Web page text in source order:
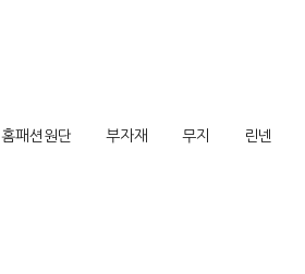
홈패션원단 부자재 무지 린넨